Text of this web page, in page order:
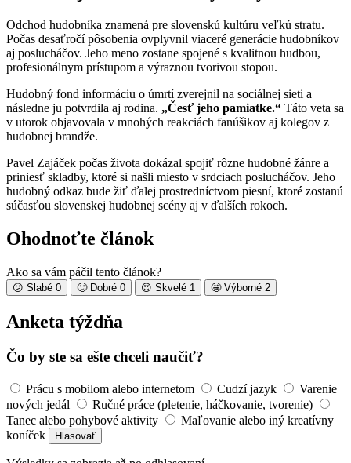
Odchod hudobníka znamená pre slovenskú kultúru veľkú stratu.
Počas desaťročí pôsobenia ovplyvnil viaceré generácie hudobníkov
aj poslucháčov. Jeho meno zostane spojené s kvalitnou hudbou,
profesionálnym prístupom a výraznou tvorivou stopou.
Hudobný fond informáciu o úmrtí zverejnil na sociálnej sieti a
následne ju potvrdila aj rodina. „Česť jeho pamiatke.“ Táto veta sa
v utorok objavovala v mnohých reakciách fanúšikov aj kolegov z
hudobnej brandže.
Pavel Zajáček počas života dokázal spojiť rôzne hudobné žánre a
priniesť skladby, ktoré si našli miesto v srdciach poslucháčov. Jeho
hudobný odkaz bude žiť ďalej prostredníctvom piesní, ktoré zostanú
súčasťou slovenskej hudobnej scény aj v ďalších rokoch.
Ohodnoťte článok
Ako sa vám páčil tento článok?
😕 Slabé 0 🙂 Dobré 0 😍 Skvelé 1 🤩 Výborné 2
Anketa týždňa
Čo by ste sa ešte chceli naučiť?
Prácu s mobilom alebo internetom Cudzí jazyk
Varenie
nových jedál
Ručné práce (pletenie, háčkovanie, tvorenie)
Tanec alebo pohybové aktivity
Maľovanie alebo iný kreatívny
koníček
Hlasovať